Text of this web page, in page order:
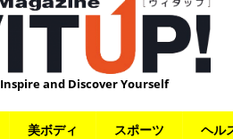
Inspire and Discover Yourself
美ボディ スポーツ ヘル